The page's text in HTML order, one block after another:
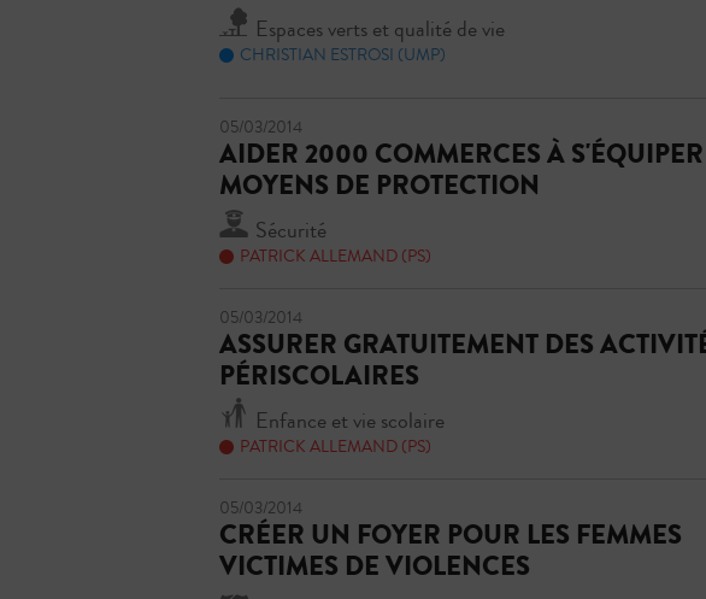
Espaces verts et qualité de vie
CHRISTIAN ESTROSI (UMP)
05/03/2014
AIDER 2000 COMMERCES À
MOYENS DE PROTECTION
Sécurité
PATRICK ALLEMAND (PS)
05/03/2014
ASSURER GRATUITEMENT DES
PÉRISCOLAIRES
Enfance et vie scolaire
PATRICK ALLEMAND (PS)
05/03/2014
CRÉER UN FOYER POUR LES FEMMES
VICTIMES DE VIOLENCES